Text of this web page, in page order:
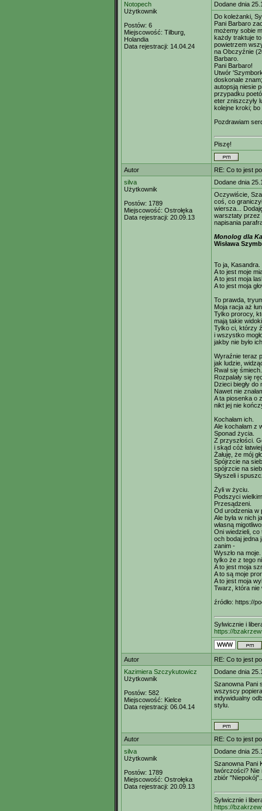
Notopech
Użytkownik
Postów: 6
Miejscowość: Tilburg,
Holandia
Data rejestracji: 14.04.24
Dodane dnia
Do koleżanki,
Pani Barbaro
możemy sobie
każdy traktuje
powietrzem
na Obczyźnie
Barbaro.
Pani Barbaro!
Utwór
doskonale znam;
autopsją niesie
przypadku
eter zniszczyły
kolejne kroki; bo
Pozdrawiam
Piszę!
Autor
RE: Co to jest
silva
Użytkownik
Postów: 1789
Miejscowość: Ostrołęka
Data rejestracji: 20.09.13
Dodane dnia
Oczywiście,
coś, co
wiersza...
warsztaty
napisania
Monolog dla
Wisława
To ja, Kasandra.
A to jest moje
A to jest moja
A to jest moja
To prawda,
Moja racja aż
Tylko prorocy,
mają takie
Tylko ci, którzy
i wszystko
jakby nie było
Wyraźnie teraz
jak ludzie,
Rwał się śmiech.
Rozpalały się
Dzieci biegły do
Nawet nie
A ta piosenka o
nikt jej nie
Kochałam ich.
Ale kochałam z
Sponad życia.
Z przyszłości.
i skąd cóż
Żałuję, że mój
Spójrzcie na
spójrzcie na
Słyszeli i
Żyli w życiu.
Podszyci
Przesądzeni.
Od urodzenia w
Ale była w nich
własną
Oni wiedzieli, co
och bodaj jedna
zanim -
Wyszło na moje.
tylko że z tego
A to jest moja
A to są moje
A to jest moja
Twarz, która nie
źródło: https://
Sylwicznie i
https://
Autor
RE: Co to jest
Kazimiera Szczykutowicz
Użytkownik
Postów: 582
Miejscowość: Kielce
Data rejestracji: 06.04.14
Dodane dnia
Szanowna Pani
wszyscy
indywidualny
stylu.
Autor
RE: Co to jest
silva
Użytkownik
Postów: 1789
Miejscowość: Ostrołęka
Data rejestracji: 20.09.13
Dodane dnia
Szanowna Pani
twórczości? Nie
zbiór
Sylwicznie i
https://